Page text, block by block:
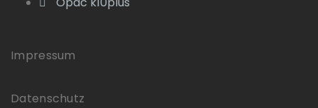
Impressum
Datenschutz